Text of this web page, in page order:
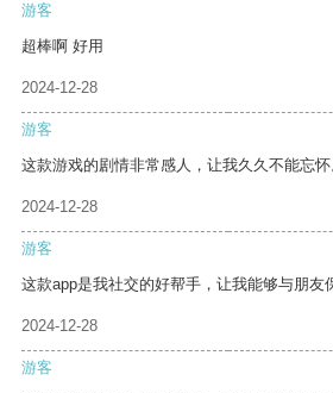
游客
超棒啊 好用
2024-12-28
游客
这款游戏的剧情非常感人，让我久久不能忘怀
2024-12-28
游客
这款app是我社交的好帮手，让我能够与朋友
2024-12-28
游客